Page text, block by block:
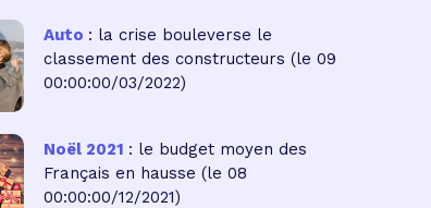
Auto : la crise bouleverse le
classement des constructeurs (le 09
00:00:00/03/2022)
Noël 2021 : le budget moyen des
Français en hausse (le 08
00:00:00/12/2021)